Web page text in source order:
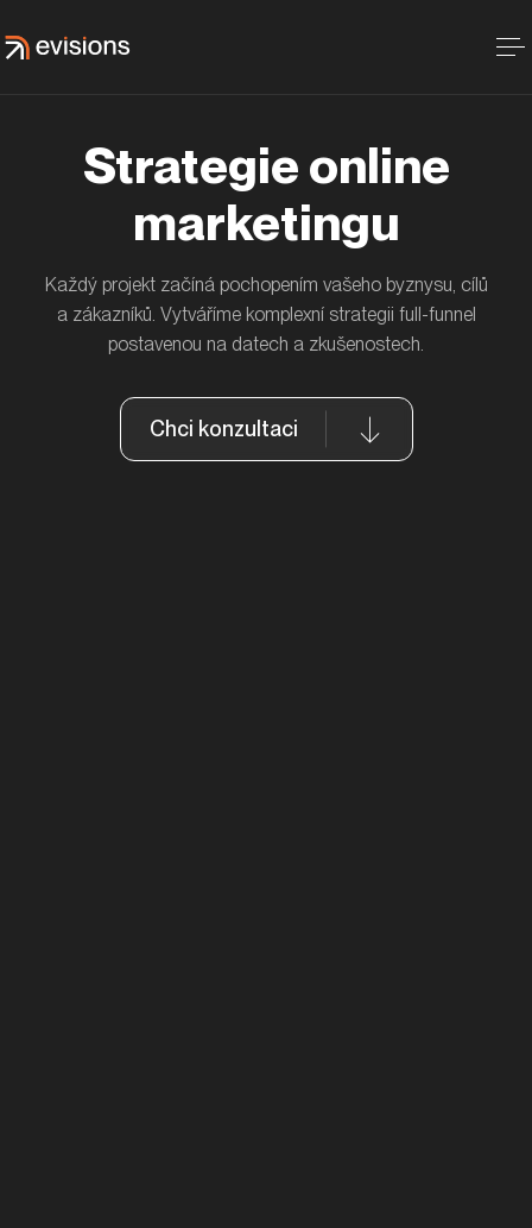
Strategie online
marketingu
Každý projekt začíná pochopením vašeho byznysu, cílů
a zákazníků. Vytváříme komplexní strategii full-funnel
postavenou na datech a zkušenostech.
Chci konzultaci